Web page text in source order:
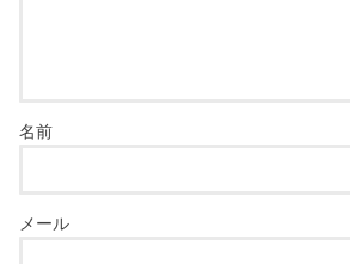
名前
メール